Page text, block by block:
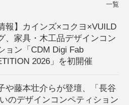
一覧
報】カインズ×コクヨ×VUILD
、家具・木工品デザインコン
ョン「CDM Digi Fab
2026」を初開催
や藤本壮介らが登壇、「長谷
のデザインコンペティション